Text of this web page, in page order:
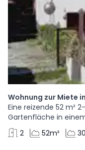
Wohnung zur Miete
Eine reizende 52 m²
Gartenfläche in
2
52m²